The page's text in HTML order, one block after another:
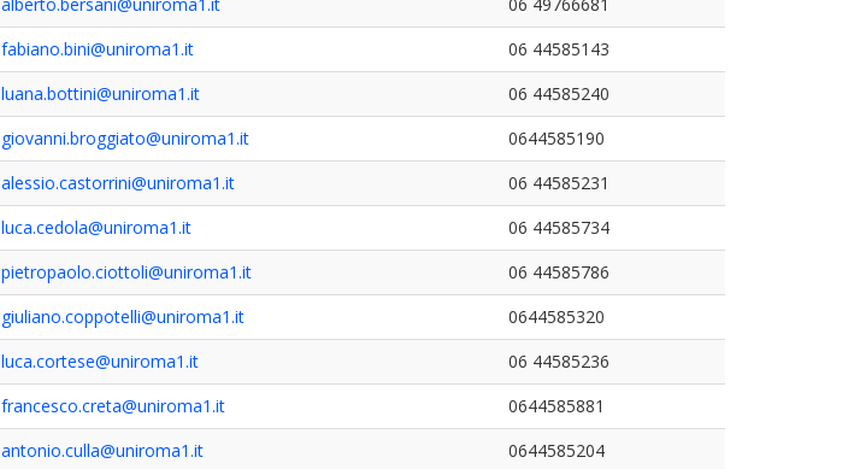
fabiano.bini@uniroma1.it
06 44585143
luana.bottini@uniroma1.it
06 44585240
giovanni.broggiato@uniroma1.it
0644585190
alessio.castorrini@uniroma1.it
06 44585231
luca.cedola@uniroma1.it
06 44585734
pietropaolo.ciottoli@uniroma1.it
06 44585786
giuliano.coppotelli@uniroma1.it
0644585320
luca.cortese@uniroma1.it
06 44585236
francesco.creta@uniroma1.it
0644585881
antonio.culla@uniroma1.it
0644585204